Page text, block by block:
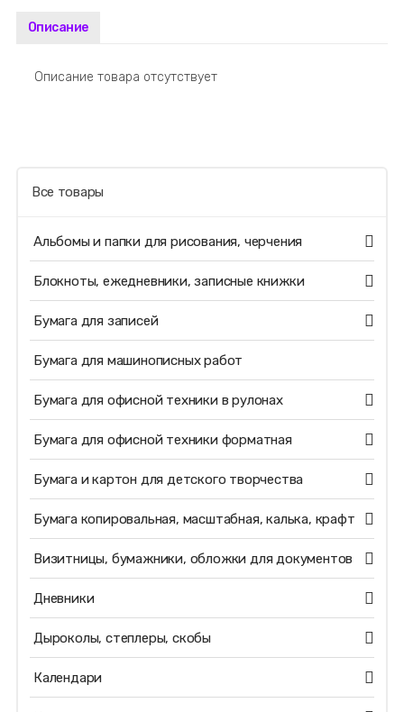
Описание
Описание товара отсутствует
Все товары
Альбомы и папки для рисования, черчения
Блокноты, ежедневники, записные книжки
Бумага для записей
Бумага для машинописных работ
Бумага для офисной техники в рулонах
Бумага для офисной техники форматная
Бумага и картон для детского творчества
Бумага копировальная, масштабная, калька, крафт
Визитницы, бумажники, обложки для документов
Дневники
Дыроколы, степлеры, скобы
Календари